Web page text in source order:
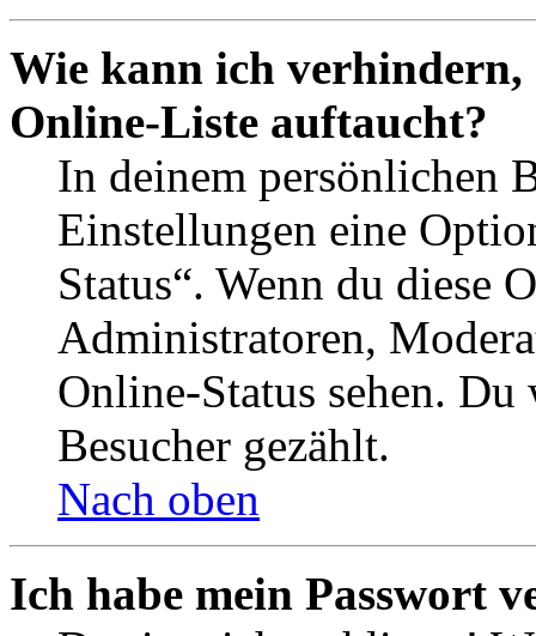
Wie kann ich verhindern,
Online-Liste auftaucht?
In deinem persönlichen
Einstellungen eine
Status“. Wenn du diese
Administratoren,
Online-Status sehen.
Besucher gezählt.
Nach oben
Ich habe mein Passwort